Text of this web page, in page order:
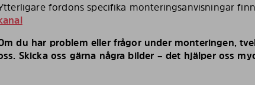
fordons specifika monteringsanvisningar
du har problem eller frågor under monteringen,
Skicka oss gärna några bilder – det hjälper oss